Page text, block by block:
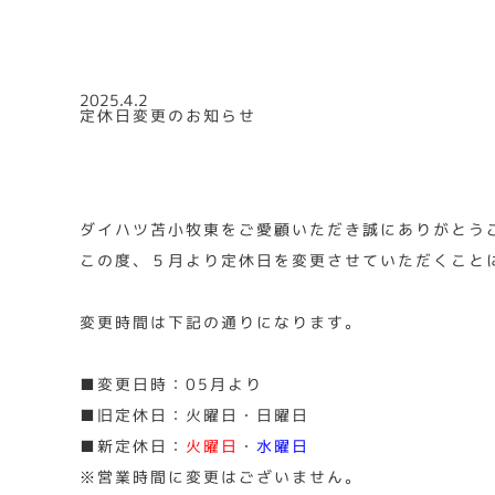
2025.4.2
定休日変更のお知らせ
ダイハツ苫小牧東をご愛顧いただき誠にありがとう
この度、５月より定休日を変更させていただくこと
変更時間は下記の通りになります。
■変更日時：05月より
■旧定休日：火曜日・日曜日
■新定休日： 火曜日 ・ 水曜日
※営業時間に変更はございません。